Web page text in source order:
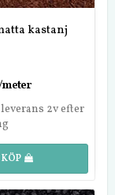
kastanj
meter
2v efter
KÖP